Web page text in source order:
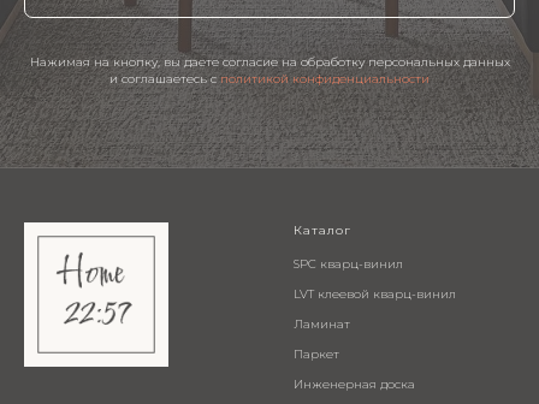
Нажимая на кнопку, вы даете согласие на обработку персональных данных
и соглашаетесь c политикой конфиденциальности
Каталог
SPC кварц-винил
LVT клеевой кварц-винил
Ламинат
Паркет
Инженерная доска